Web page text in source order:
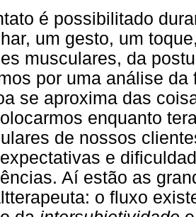
é possibilitado
um gesto, um
musculares, da
por uma análise
se aproxima das
enquanto
de nossos
e
Aí estão as
o fluxo